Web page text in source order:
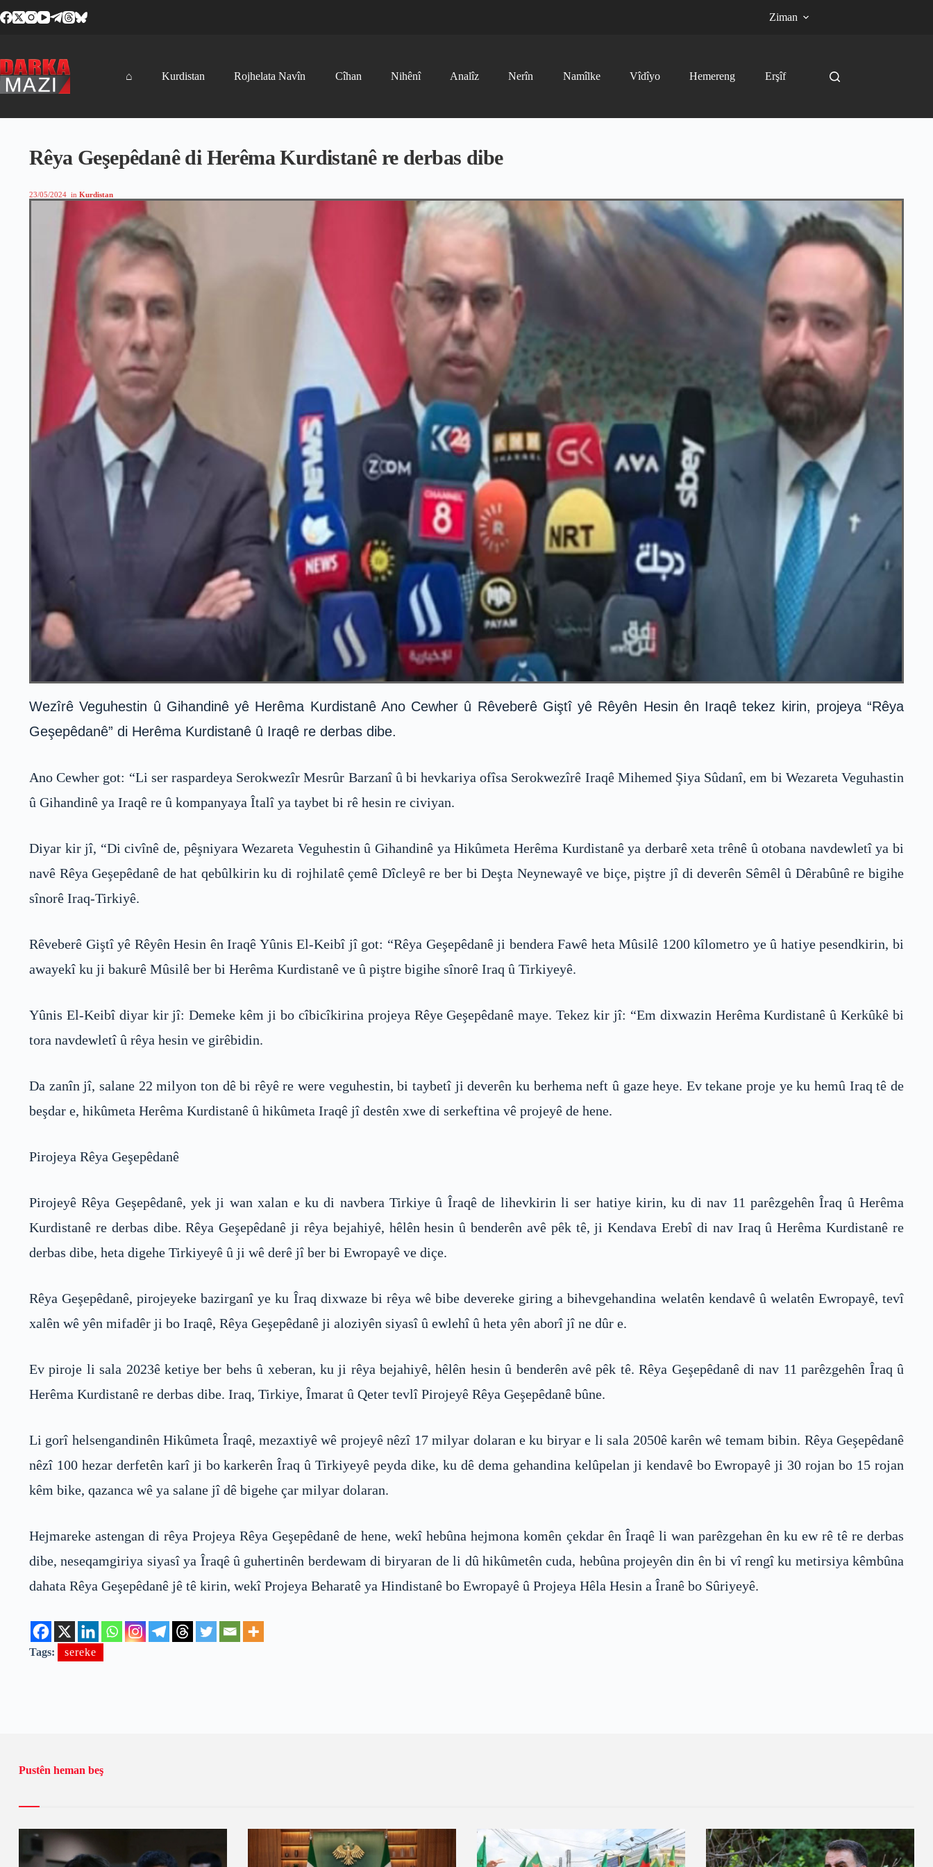
to
Ziman
⌂ Kurdistan Rojhelata Navîn Cîhan Nihênî Analîz Nerîn Namîlke Vîdîyo Hemereng Erşîf
Rêya Geşepêdanê di Herêma Kurdistanê re derbas dibe
23/05/2024 in Kurdistan
Wezîrê Veguhestin û Gihandinê yê Herêma Kurdistanê Ano Cewher û Rêveberê Giştî yê Rêyên Hesin ên Iraqê tekez kirin, projeya “Rêya
Geşepêdanê” di Herêma Kurdistanê û Iraqê re derbas dibe.
Ano Cewher got: “Li ser raspardeya Serokwezîr Mesrûr Barzanî û bi hevkariya ofîsa Serokwezîrê Iraqê Mihemed Şiya Sûdanî, em bi Wezareta Veguhastin
û Gihandinê ya Iraqê re û kompanyaya Îtalî ya taybet bi rê hesin re civiyan.
Diyar kir jî, “Di civînê de, pêşniyara Wezareta Veguhestin û Gihandinê ya Hikûmeta Herêma Kurdistanê ya derbarê xeta trênê û otobana navdewletî ya bi
navê Rêya Geşepêdanê de hat qebûlkirin ku di rojhilatê çemê Dîcleyê re ber bi Deşta Neynewayê ve biçe, piştre jî di deverên Sêmêl û Dêrabûnê re bigihe
sînorê Iraq-Tirkiyê.
Rêveberê Giştî yê Rêyên Hesin ên Iraqê Yûnis El-Keibî jî got: “Rêya Geşepêdanê ji bendera Fawê heta Mûsilê 1200 kîlometro ye û hatiye pesendkirin, bi
awayekî ku ji bakurê Mûsilê ber bi Herêma Kurdistanê ve û piştre bigihe sînorê Iraq û Tirkiyeyê.
Yûnis El-Keibî diyar kir jî: Demeke kêm ji bo cîbicîkirina projeya Rêye Geşepêdanê maye. Tekez kir jî: “Em dixwazin Herêma Kurdistanê û Kerkûkê bi
tora navdewletî û rêya hesin ve girêbidin.
Da zanîn jî, salane 22 milyon ton dê bi rêyê re were veguhestin, bi taybetî ji deverên ku berhema neft û gaze heye. Ev tekane proje ye ku hemû Iraq tê de
beşdar e, hikûmeta Herêma Kurdistanê û hikûmeta Iraqê jî destên xwe di serkeftina vê projeyê de hene.
Pirojeya Rêya Geşepêdanê
Pirojeyê Rêya Geşepêdanê, yek ji wan xalan e ku di navbera Tirkiye û Îraqê de lihevkirin li ser hatiye kirin, ku di nav 11 parêzgehên Îraq û Herêma
Kurdistanê re derbas dibe. Rêya Geşepêdanê ji rêya bejahiyê, hêlên hesin û benderên avê pêk tê, ji Kendava Erebî di nav Iraq û Herêma Kurdistanê re
derbas dibe, heta digehe Tirkiyeyê û ji wê derê jî ber bi Ewropayê ve diçe.
Rêya Geşepêdanê, pirojeyeke bazirganî ye ku Îraq dixwaze bi rêya wê bibe devereke giring a bihevgehandina welatên kendavê û welatên Ewropayê, tevî
xalên wê yên mifadêr ji bo Iraqê, Rêya Geşepêdanê ji aloziyên siyasî û ewlehî û heta yên aborî jî ne dûr e.
Ev piroje li sala 2023ê ketiye ber behs û xeberan, ku ji rêya bejahiyê, hêlên hesin û benderên avê pêk tê. Rêya Geşepêdanê di nav 11 parêzgehên Îraq û
Herêma Kurdistanê re derbas dibe. Iraq, Tirkiye, Îmarat û Qeter tevlî Pirojeyê Rêya Geşepêdanê bûne.
Li gorî helsengandinên Hikûmeta Îraqê, mezaxtiyê wê projeyê nêzî 17 milyar dolaran e ku biryar e li sala 2050ê karên wê temam bibin. Rêya Geşepêdanê
nêzî 100 hezar derfetên karî ji bo karkerên Îraq û Tirkiyeyê peyda dike, ku dê dema gehandina kelûpelan ji kendavê bo Ewropayê ji 30 rojan bo 15 rojan
kêm bike, qazanca wê ya salane jî dê bigehe çar milyar dolaran.
Hejmareke astengan di rêya Projeya Rêya Geşepêdanê de hene, wekî hebûna hejmona komên çekdar ên Îraqê li wan parêzgehan ên ku ew rê tê re derbas
dibe, neseqamgiriya siyasî ya Îraqê û guhertinên berdewam di biryaran de li dû hikûmetên cuda, hebûna projeyên din ên bi vî rengî ku metirsiya kêmbûna
dahata Rêya Geşepêdanê jê tê kirin, wekî Projeya Beharatê ya Hindistanê bo Ewropayê û Projeya Hêla Hesin a Îranê bo Sûriyeyê.
Tags: sereke
Pustên heman beş